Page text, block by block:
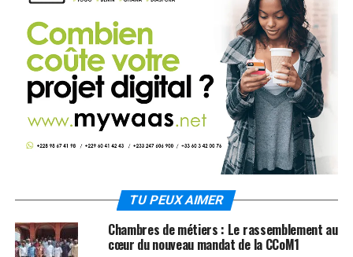
TU PEUX AIMER
Chambres de métiers : Le rassemblement au
cœur du nouveau mandat de la CCoM1